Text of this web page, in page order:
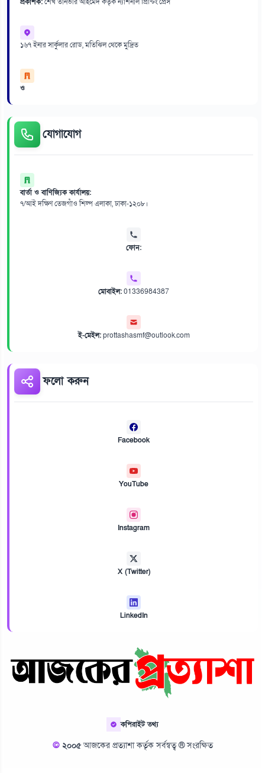
১৬৭ ইনার সার্কুলার রোড, মতিঝিল থেকে মুদ্রিত
ও
যোগাযোগ
বার্তা ও বাণিজ্যিক কার্যালয়:
৭/আই দক্ষিণ তেজগাঁও শিল্প এলাকা, ঢাকা-১২০৮।
ফোন:
মোবাইল:01336984387
ই-মেইল:prottashasmf@outlook.com
ফলো করুন
Facebook
YouTube
Instagram
X (Twitter)
LinkedIn
কপিরাইট তথ্য
© ২০০৫আজকের প্রত্যাশা কর্তৃক সর্বস্বত্ব ® সংরক্ষিত